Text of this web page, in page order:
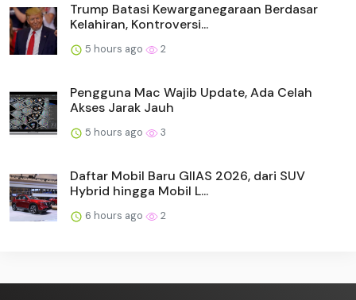
Trump Batasi Kewarganegaraan Berdasar
Kelahiran, Kontroversi...
5 hours ago 2
Pengguna Mac Wajib Update, Ada Celah
Akses Jarak Jauh
5 hours ago 3
Daftar Mobil Baru GIIAS 2026, dari SUV
Hybrid hingga Mobil L...
6 hours ago 2